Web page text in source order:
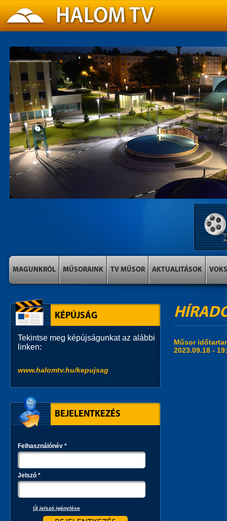
MAGUNKRÓL MŰSORAINK TV MŰSOR AKTUALITÁSOK VOKS
Műsor
2023.09.18 -
KÉPÚJSÁG
Tekintse meg képújságunkat az alábbi
linken:
www.halomtv.hu/kepujsag
BEJELENTKEZÉS
Felhasználónév *
Jelszó *
Új jelszó igénylése